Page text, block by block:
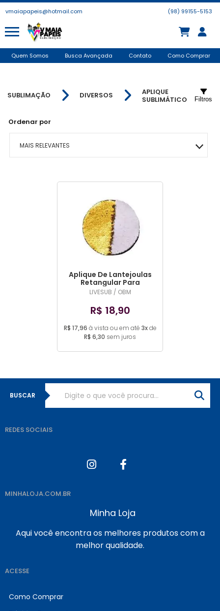
Quem Somos Busca Avançada Contato Como Comprar
vmaiapapeis@hotmail.com (98) 99155-5153
SUBLIMAÇÃO DIVERSOS
APLIQUE
SUBLIMÁTICO
Ordenar por
MAIS RELEVANTES
Filtros
Aplique De Lantejoulas
Retangular Para
Sublimação DIVERSOS
LIVESUB / OBM
R$ 18,90
R$ 17,96 à vista ou em até 3xde
R$ 6,30 sem juros
BUSCAR
REDES SOCIAIS
MINHALOJA.COM.BR
Minha Loja
Aqui você encontra os melhores produtos com a
melhor qualidade.
ACESSE
Como Comprar